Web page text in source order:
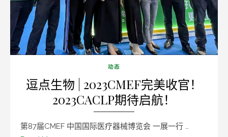
动态
逗点生物 | 2023CMEF完美收官！
2023CACLP期待启航！
第87届CMEF 中国国际医疗器械博览会 一展一行 …